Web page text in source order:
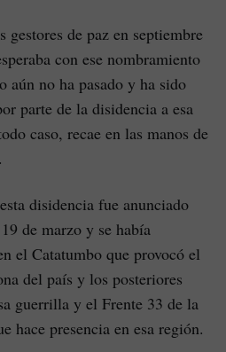
gestores de paz en septiembre
con ese nombramiento
aún no ha pasado y ha sido
parte de la disidencia a esa
caso, recae en las manos de
disidencia fue anunciado
de marzo y se había
el Catatumbo que provocó el
del país y los posteriores
guerrilla y el Frente 33 de la
hace presencia en esa región.